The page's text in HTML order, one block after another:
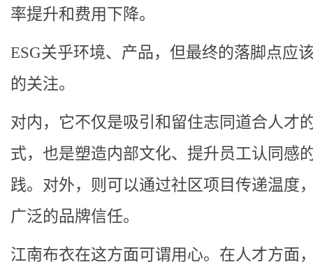
率提升和费用下降。
ESG关乎环境、产品，但最终的落脚点应
的关注。
对内，它不仅是吸引和留住志同道合人才
式，也是塑造内部文化、提升员工认同感
践。对外，则可以通过社区项目传递温度
广泛的品牌信任。
江南布衣在这方面可谓用心。在人才方面